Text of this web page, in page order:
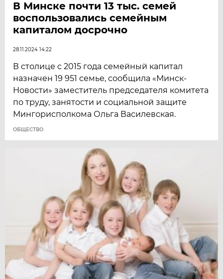
В Минске почти 13 тыс. семей
воспользовались семейным
капиталом досрочно
28.11.2024 14:22
В столице с 2015 года семейный капитал
назначен 19 951 семье, сообщила «Минск-
Новости» заместитель председателя комитета
по труду, занятости и социальной защите
Мингорисполкома Ольга Василевская.
ОБЩЕСТВО